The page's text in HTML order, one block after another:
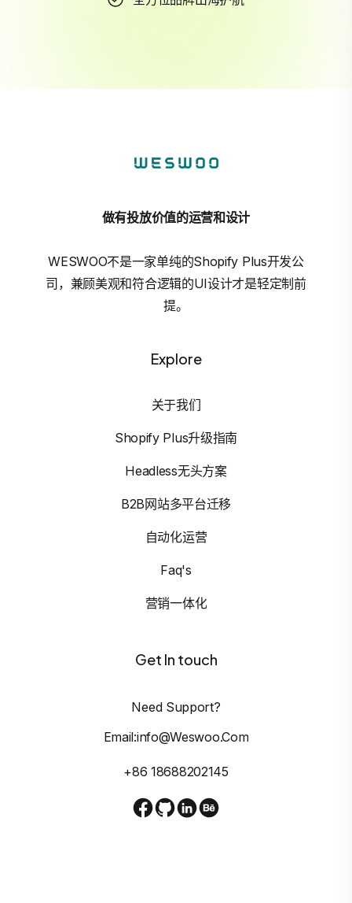
做有投放价值的运营和设计
WESWOO不是一家单纯的Shopify Plus开发公
司，兼顾美观和符合逻辑的UI设计才是轻定制前
提。
Explore
关于我们
Shopify Plus升级指南
Headless无头方案
B2B网站多平台迁移
自动化运营
Faq's
营销一体化
Get In touch
Need Support?
Email:info@weswoo.com
+86 18688202145